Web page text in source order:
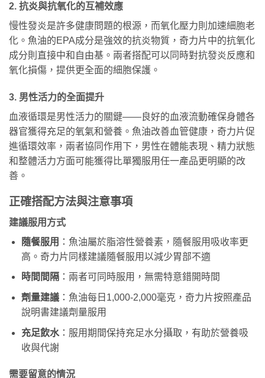
2. 抗炎與抗氧化的互補效應
慢性發炎是許多健康問題的根源，而氧化壓力則加速細胞老
化。魚油的EPA成分是強效的抗炎物質，奇力片中的抗氧化
成分則直接中和自由基。兩者搭配可以同時對抗發炎反應和
氧化損傷，提供更全面的細胞保護。
3. 男性活力的全面提升
血液循環是男性活力的關鍵——良好的血液流動確保身體各
器官獲得充足的氧氣和營養。魚油改善血管健康，奇力片促
進循環效率，兩者協同作用下，男性在體能表現、精力狀態
和整體活力方面可能獲得比單獨服用任一產品更明顯的改
善。
正確搭配方法與注意事項
建議服用方式
隨餐服用 ：魚油屬於脂溶性營養素，隨餐服用吸收率更
高。奇力片同樣建議隨餐服用以減少胃部不適
時間間隔：兩者可同時服用，無需特意錯開時間
劑量建議：魚油每日1,000-2,000毫克，奇力片按照產品
說明書建議劑量服用
充足飲水：服用期間保持充足水分攝取，有助於營養吸
收與代謝
需要留意的情況